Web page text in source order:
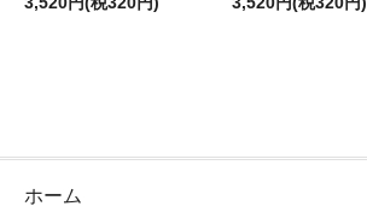
ホーム